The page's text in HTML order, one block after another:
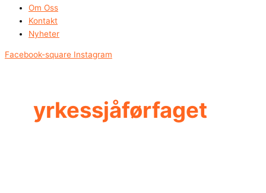
Om Oss
Kontakt
Nyheter
Facebook-square Instagram
yrkessjåførfaget